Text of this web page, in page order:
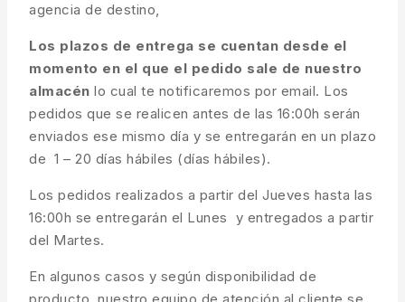
agencia de destino,
Los plazos de entrega se cuentan desde el
momento en el que el pedido sale de nuestro
almacén lo cual te notificaremos por email. Los
pedidos que se realicen antes de las 16:00h serán
enviados ese mismo día y se entregarán en un plazo
de 1 – 20 días hábiles (días hábiles).
Los pedidos realizados a partir del Jueves hasta las
16:00h se entregarán el Lunes y entregados a partir
del Martes.
En algunos casos y según disponibilidad de